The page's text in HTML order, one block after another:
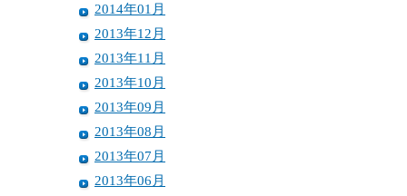
2014年01月
2013年12月
2013年11月
2013年10月
2013年09月
2013年08月
2013年07月
2013年06月